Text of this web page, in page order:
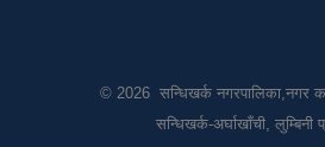
© 2026 सन्धिखर्क नगरपालिका,नगर
सन्धिखर्क-अर्घाखाँची, लुम्बिनी